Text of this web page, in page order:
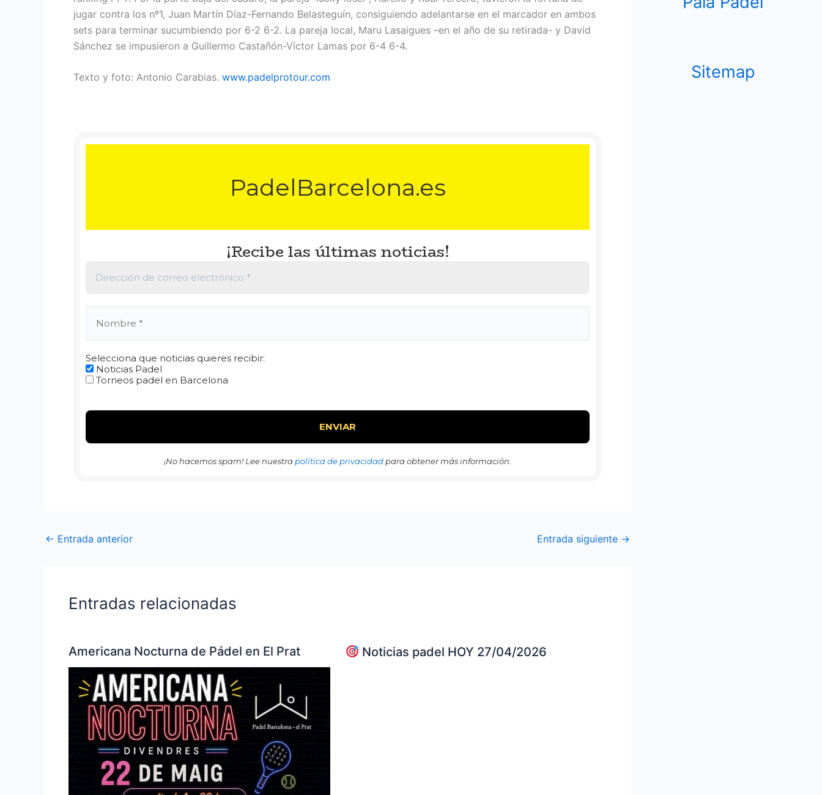
jugar contra los nº1, Juan Martín Díaz-Fernando Belasteguín, consiguiendo adelantarse en el marcador en ambos
sets para terminar sucumbiendo por 6-2 6-2. La pareja local, Maru Lasaigues –en el año de su retirada- y David
Sánchez se impusieron a Guillermo Castañón-Víctor Lamas por 6-4 6-4.
Texto y foto: Antonio Carabias. www.padelprotour.com
PadelBarcelona.es
¡Recibe las últimas noticias!
Selecciona que noticias quieres recibir:
Noticias Padel
Torneos padel en Barcelona
¡No hacemos spam! Lee nuestrapolítica de privacidadpara obtener más información.
← Entrada anterior Entrada siguiente →
Entradas relacionadas
Americana Nocturna de Pádel en El Prat Noticias padel HOY 27/04/2026
Sitemap